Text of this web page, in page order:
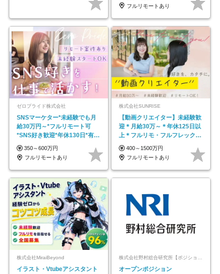
フルリモートあり
ゼロプライド株式会社
SNSマーケター*未経験でも月
給30万円～*フルリモート可
*SNS好き歓迎*年休130日*有休
取得率100%
350～600万円
フルリモートあり
株式会社SUNRISE
【動画クリエイター】未経験歓
迎＊月給30万～＊年休125日以
上＊フルリモ・フルフレックス
◆10名の採用が決定◆
400～1500万円
フルリモートあり
株式会社MiraiBeyond
イラスト・Vtubeアシスタント
株式会社野村総合研究所【ポジションマッチ登録】
オープンポジション